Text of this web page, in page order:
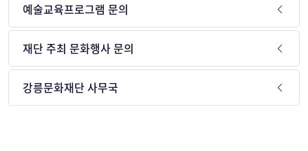
예술교육프로그램 문의
재단 주최 문화행사 문의
강릉문화재단 사무국